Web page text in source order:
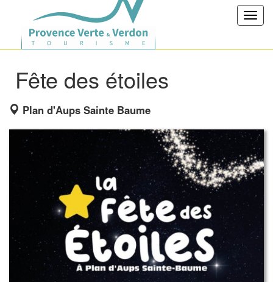
Fête des étoiles
Plan d'Aups Sainte Baume